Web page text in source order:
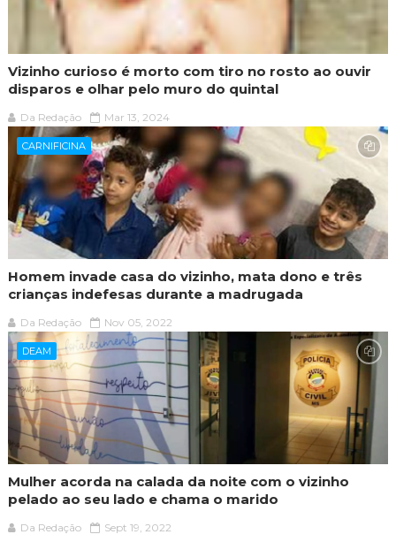
Vizinho curioso é morto com tiro no rosto ao ouvir
disparos e olhar pelo muro do quintal
Da Redação Mar 13, 2024
CARNIFICINA
Homem invade casa do vizinho, mata dono e três
crianças indefesas durante a madrugada
Da Redação Nov 05, 2022
DEAM
Mulher acorda na calada da noite com o vizinho
pelado ao seu lado e chama o marido
Da Redação Sept 19, 2022